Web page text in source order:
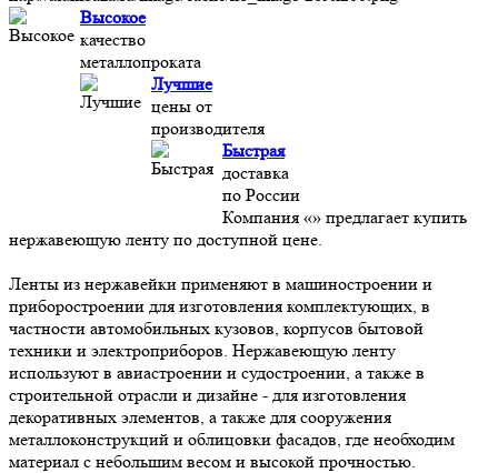
Высокое
качество
металлопроката
Лучшие
цены от
производителя
Быстрая
доставка
по России
Компания «» предлагает купить
нержавеющую ленту по доступной цене.
Ленты из нержавейки применяют в машиностроении и
приборостроении для изготовления комплектующих, в
частности автомобильных кузовов, корпусов бытовой
техники и электроприборов. Нержавеющую ленту
используют в авиастроении и судостроении, а также в
строительной отрасли и дизайне - для изготовления
декоративных элементов, а также для сооружения
металлоконструкций и облицовки фасадов, где необходим
материал с небольшим весом и высокой прочностью.